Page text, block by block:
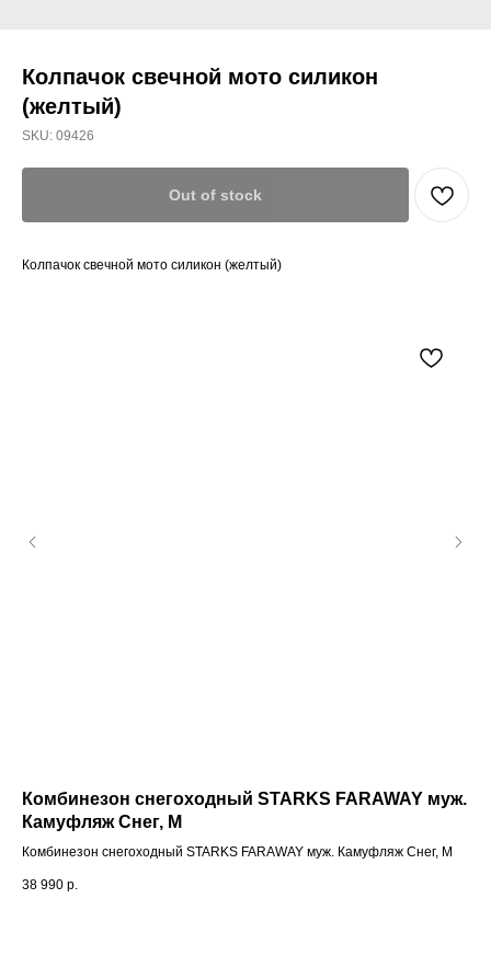
Колпачок свечной мото силикон
(желтый)
SKU: 09426
Out of stock
Колпачок свечной мото силикон (желтый)
Комбинезон снегоходный STARKS FARAWAY муж.
Камуфляж Снег, M
Комбинезон снегоходный STARKS FARAWAY муж. Камуфляж Снег, M
38 990 р.